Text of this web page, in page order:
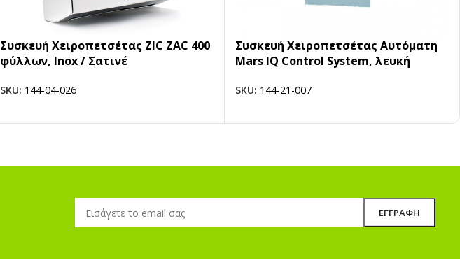
Συσκευή Xειροπετσέτας ZIC ZAC 400
φύλλων, Inox / Σατινέ
SKU: 144-04-026
Συσκευή Xειροπετσέτας Aυτόματη
Mars IQ Control System, λευκή
SKU: 144-21-007